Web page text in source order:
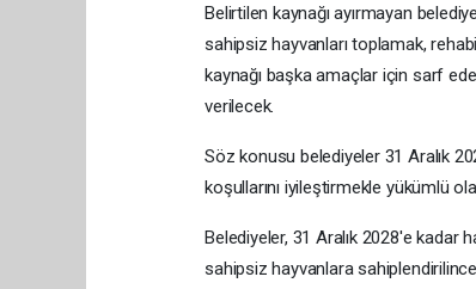
Belirtilen kaynağı ayırmayan
sahipsiz hayvanları toplamak,
kaynağı başka amaçlar için sarf
verilecek.
Söz konusu belediyeler 31 Aralık
koşullarını iyileştirmekle yükümlü
Belediyeler, 31 Aralık 2028'e kadar
sahipsiz hayvanlara